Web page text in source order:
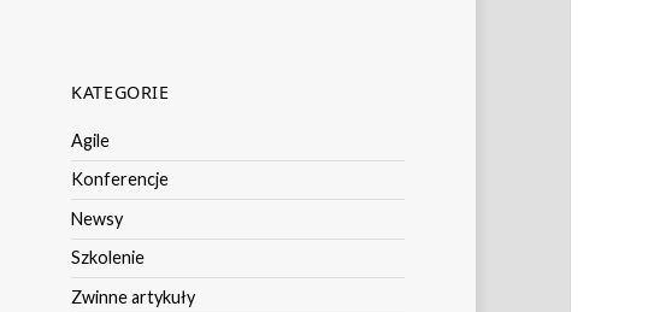
KATEGORIE
Agile
Konferencje
Newsy
Szkolenie
Zwinne artykuły